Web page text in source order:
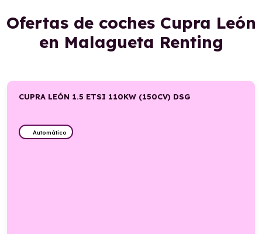
Ofertas de coches Cupra León
en Malagueta Renting
CUPRA LEÓN 1.5 ETSI 110KW (150CV) DSG
Automático